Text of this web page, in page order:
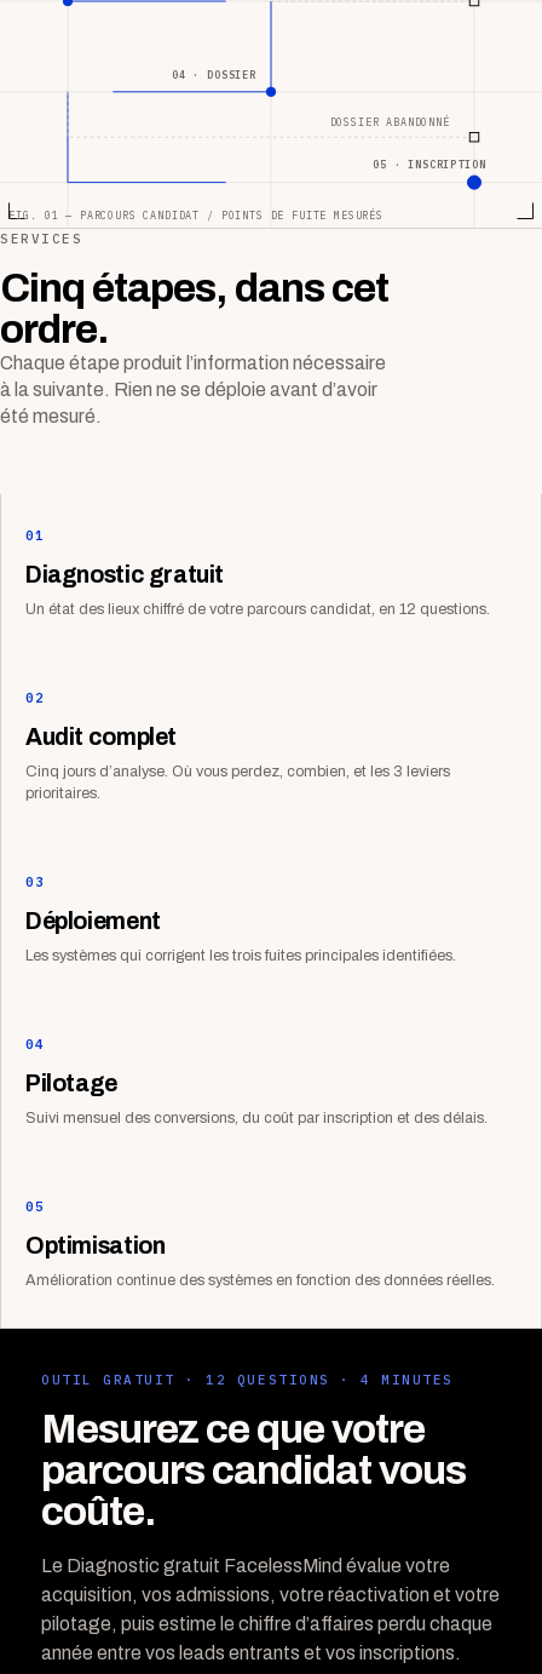
04 · DOSSIER
05 · INSCRIPTION
DOSSIER ABANDONNÉ
FIG. 01 — PARCOURS CANDIDAT / POINTS DE FUITE MESURÉS
SERVICES
Cinq étapes, dans cet
ordre.
Chaque étape produit l’information nécessaire
à la suivante. Rien ne se déploie avant d’avoir
été mesuré.
01
Diagnostic gratuit
Un état des lieux chiffré de votre parcours candidat, en 12 questions.
02
Audit complet
Cinq jours d’analyse. Où vous perdez, combien, et les 3 leviers
prioritaires.
03
Déploiement
Les systèmes qui corrigent les trois fuites principales identifiées.
04
Pilotage
Suivi mensuel des conversions, du coût par inscription et des délais.
05
Optimisation
Amélioration continue des systèmes en fonction des données réelles.
OUTIL GRATUIT · 12 QUESTIONS · 4 MINUTES
Mesurez ce que votre
parcours candidat vous
coûte.
Le Diagnostic gratuit FacelessMind évalue votre
acquisition, vos admissions, votre réactivation et votre
pilotage, puis estime le chiffre d’affaires perdu chaque
année entre vos leads entrants et vos inscriptions.